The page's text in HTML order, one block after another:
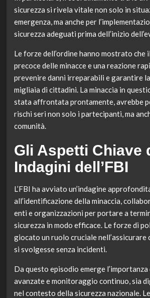
sicurezza si rivela vitale non solo in
emergenza, ma anche per
sicurezza adeguati prima dell’inizio
Le forze dell’ordine hanno mostrato che
precoce delle minacce e una reazione
prevenire danni irreparabili e garantire
migliaia di cittadini. La minaccia in
stata affrontata prontamente, avrebbe
rischi seri non solo i partecipanti, ma
comunità.
Gli Aspetti Chiave
Indagini dell’FBI
L’FBI ha avviato un’indagine
all’identificazione della minaccia,
enti e organizzazioni per portare a
sicurezza in modo efficace. Le forze di
giocato un ruolo cruciale nell’assicurare
si svolgesse senza incidenti.
Da questo episodio emerge
avanzate e monitoraggio continuo, sia
nel contesto della sicurezza nazionale.